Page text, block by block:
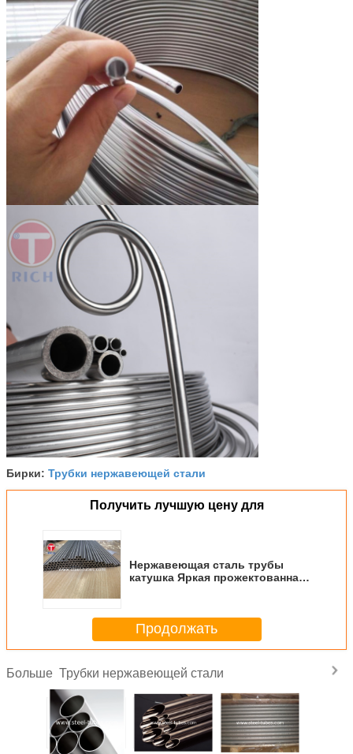
Бирки: Трубки нержавеющей стали
Получить лучшую цену для
Нержавеющая сталь трубы
катушка Яркая прожектованная
гладкие внутри, с
толерантностью
Продолжать
Больше Трубки нержавеющей стали